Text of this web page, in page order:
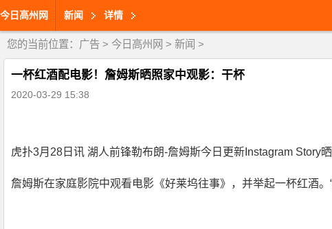
今日高州网 新闻 详情
您的当前位置： 广告 > 今日高州网 > 新闻 >
一杯红酒配电影！詹姆斯晒照家中观影：干杯
2020-03-29 15:38
虎扑3月28日讯 湖人前锋勒布朗-詹姆斯今日更新Instagram Story
詹姆斯在家庭影院中观看电影《好莱坞往事》，并举起一杯红酒。